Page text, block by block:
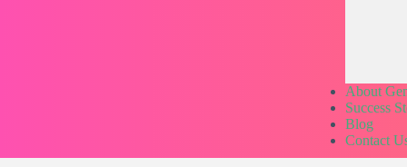
About
Success
Blog
Contact